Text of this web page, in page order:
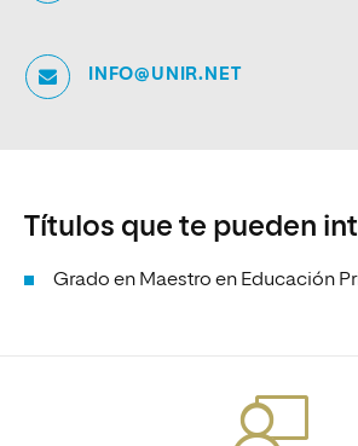
INFO@UNIR.NET
Títulos que te pueden
Grado en Maestro en Educación